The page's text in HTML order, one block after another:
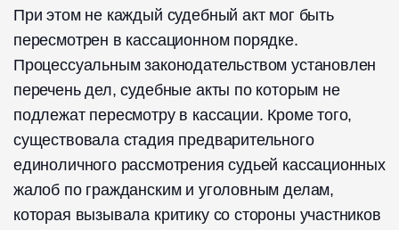
При этом не каждый судебный акт мог быть
пересмотрен в кассационном порядке.
Процессуальным законодательством установлен
перечень дел, судебные акты по которым не
подлежат пересмотру в кассации. Кроме того,
существовала стадия предварительного
единоличного рассмотрения судьей кассационных
жалоб по гражданским и уголовным делам,
которая вызывала критику со стороны участников